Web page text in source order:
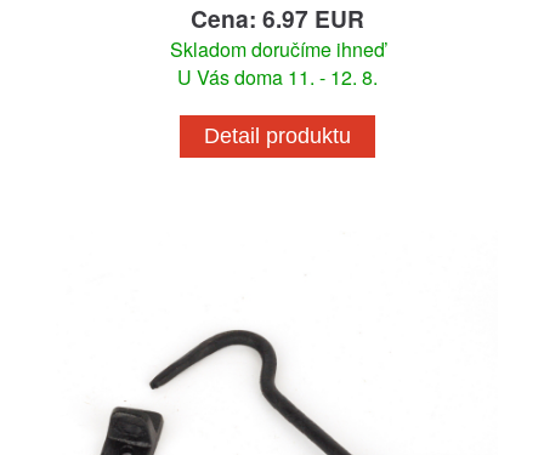
Cena: 6.97 EUR
Skladom doručíme ihneď
U Vás doma 11. - 12. 8.
Detail produktu